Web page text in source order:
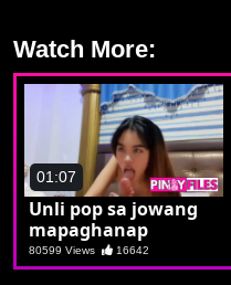
Watch More:
01:07
Unli pop sa jowang
mapaghanap
80599 Views 16642